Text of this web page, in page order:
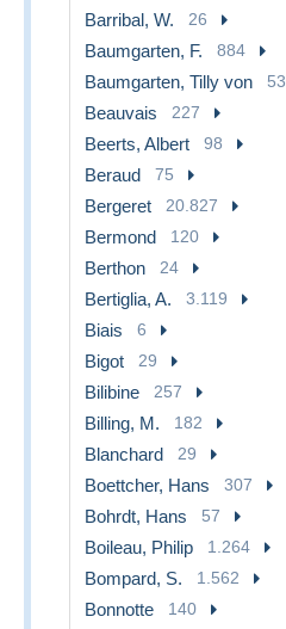
Barribal, W. 26
Baumgarten, F. 884
Baumgarten, Tilly von 53
Beauvais 227
Beerts, Albert 98
Beraud 75
Bergeret 20.827
Bermond 120
Berthon 24
Bertiglia, A. 3.119
Biais 6
Bigot 29
Bilibine 257
Billing, M. 182
Blanchard 29
Boettcher, Hans 307
Bohrdt, Hans 57
Boileau, Philip 1.264
Bompard, S. 1.562
Bonnotte 140